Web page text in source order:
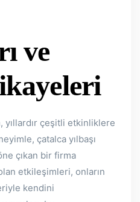
ve
yıllardır çeşitli etkinliklere
çatalca yılbaşı
çıkan bir firma
etkileşimleri, onların
kendini